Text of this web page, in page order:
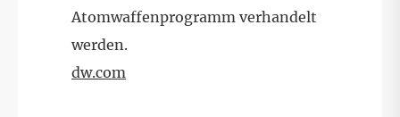
Atomwaffenprogramm verhandelt
werden.
dw.com